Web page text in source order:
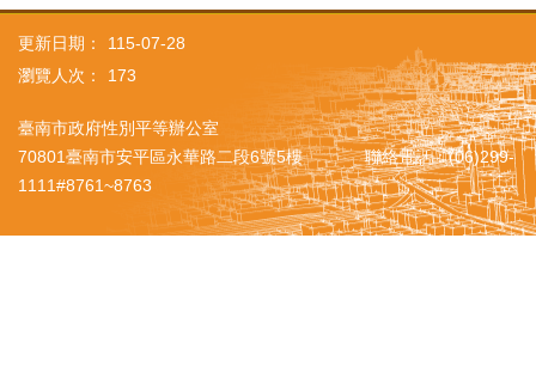
更新日期：
115-07-28
瀏覽人次：
173
臺南市政府性別平等辦公室
70801臺南市安平區永華路二段6號5樓 聯絡電話：(06)299-
1111#8761~8763